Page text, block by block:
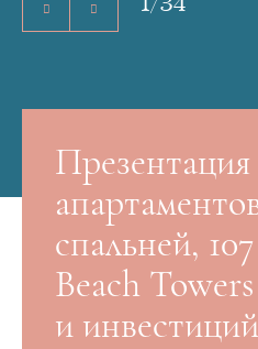
Презентация
спальней,
Beach
и инвестиций